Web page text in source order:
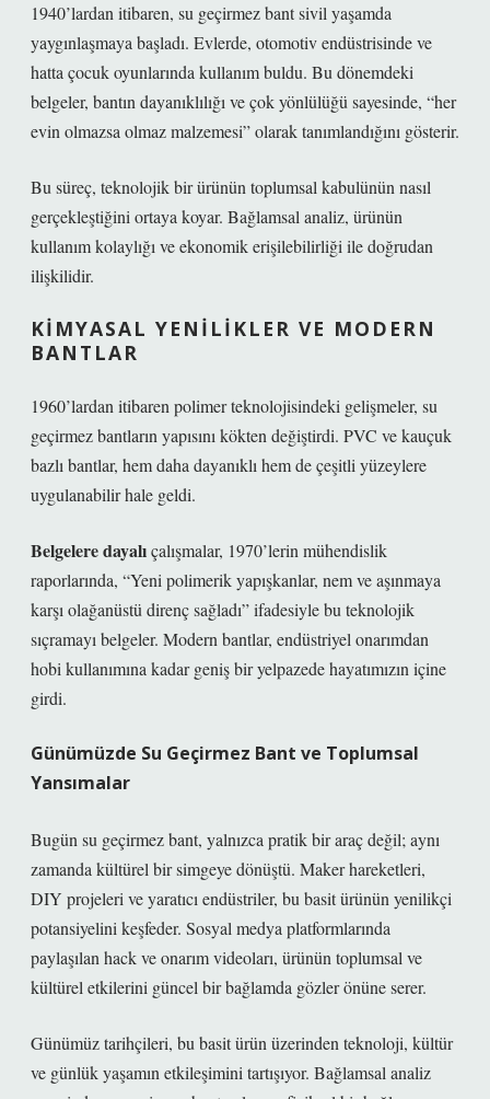
1940’lardan itibaren, su geçirmez bant sivil yaşamda
yaygınlaşmaya başladı. Evlerde, otomotiv endüstrisinde ve
hatta çocuk oyunlarında kullanım buldu. Bu dönemdeki
belgeler, bantın dayanıklılığı ve çok yönlülüğü sayesinde, “her
evin olmazsa olmaz malzemesi” olarak tanımlandığını gösterir.
Bu süreç, teknolojik bir ürünün toplumsal kabulünün nasıl
gerçekleştiğini ortaya koyar. Bağlamsal analiz, ürünün
kullanım kolaylığı ve ekonomik erişilebilirliği ile doğrudan
ilişkilidir.
KIMYASAL YENILIKLER VE MODERN
BANTLAR
1960’lardan itibaren polimer teknolojisindeki gelişmeler, su
geçirmez bantların yapısını kökten değiştirdi. PVC ve kauçuk
bazlı bantlar, hem daha dayanıklı hem de çeşitli yüzeylere
uygulanabilir hale geldi.
Belgelere dayalıçalışmalar, 1970’lerin mühendislik
raporlarında, “Yeni polimerik yapışkanlar, nem ve aşınmaya
karşı olağanüstü direnç sağladı” ifadesiyle bu teknolojik
sıçramayı belgeler. Modern bantlar, endüstriyel onarımdan
hobi kullanımına kadar geniş bir yelpazede hayatımızın içine
girdi.
Günümüzde Su Geçirmez Bant ve Toplumsal
Yansımalar
Bugün su geçirmez bant, yalnızca pratik bir araç değil; aynı
zamanda kültürel bir simgeye dönüştü. Maker hareketleri,
DIY projeleri ve yaratıcı endüstriler, bu basit ürünün yenilikçi
potansiyelini keşfeder. Sosyal medya platformlarında
paylaşılan hack ve onarım videoları, ürünün toplumsal ve
kültürel etkilerini güncel bir bağlamda gözler önüne serer.
Günümüz tarihçileri, bu basit ürün üzerinden teknoloji, kültür
ve günlük yaşamın etkileşimini tartışıyor. Bağlamsal analiz